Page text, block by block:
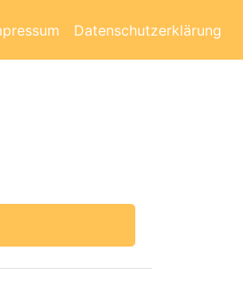
Datenschutzerklärung